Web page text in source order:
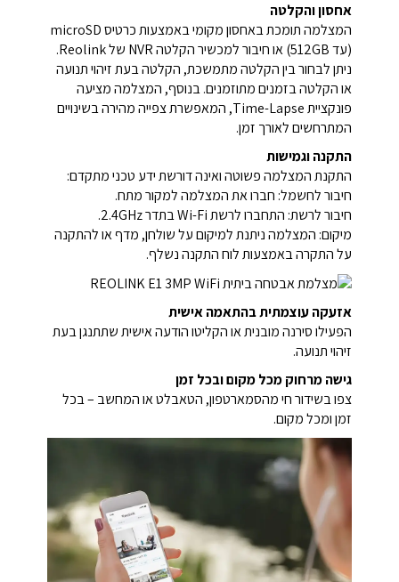
אחסון והקלטה
המצלמה תומכת באחסון מקומי באמצעות כרטיס microSD
(עד 512GB) או חיבור למכשיר הקלטה NVR של Reolink.
ניתן לבחור בין הקלטה מתמשכת, הקלטה בעת זיהוי תנועה
או הקלטה בזמנים מתוזמנים. בנוסף, המצלמה מציעה
פונקציית Time-Lapse, המאפשרת צפייה מהירה בשינויים
המתרחשים לאורך זמן.
התקנה וגמישות
התקנת המצלמה פשוטה ואינה דורשת ידע טכני מתקדם:
חיבור לחשמל: חברו את המצלמה למקור מתח.
חיבור לרשת: התחברו לרשת Wi-Fi בתדר 2.4GHz.
מיקום: המצלמה ניתנת למיקום על שולחן, מדף או להתקנה
על התקרה באמצעות לוח התקנה נשלף.
אזעקה עוצמתית בהתאמה אישית
הפעילו סירנה מובנית או הקליטו הודעה אישית שתתנגן בעת
זיהוי תנועה.
גישה מרחוק מכל מקום ובכל זמן
צפו בשידור חי מהסמארטפון, הטאבלט או המחשב – בכל
זמן ומכל מקום.